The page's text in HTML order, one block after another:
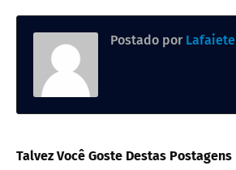
Postado por Lafaiete
Talvez Você Goste Destas Postagens